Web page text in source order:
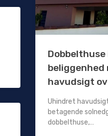
beliggenhed
havudsigt
Uhindret
betagende
dobbelthuse,…